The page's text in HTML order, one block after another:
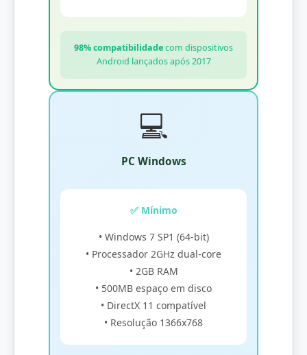
98% compatibilidadecom dispositivos
Android lançados após 2017
💻
PC Windows
✅ Mínimo
• Windows 7 SP1 (64-bit)
• Processador 2GHz dual-core
• 2GB RAM
• 500MB espaço em disco
• DirectX 11 compatível
• Resolução 1366x768